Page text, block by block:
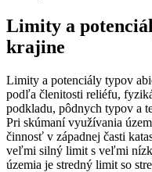
Limity a
krajine
Limity a potenciály typov
podľa členitosti reliéfu,
podkladu, pôdnych typov a
Pri skúmaní využívania
činnosť v západnej časti
veľmi silný limit s veľmi
územia je stredný limit so